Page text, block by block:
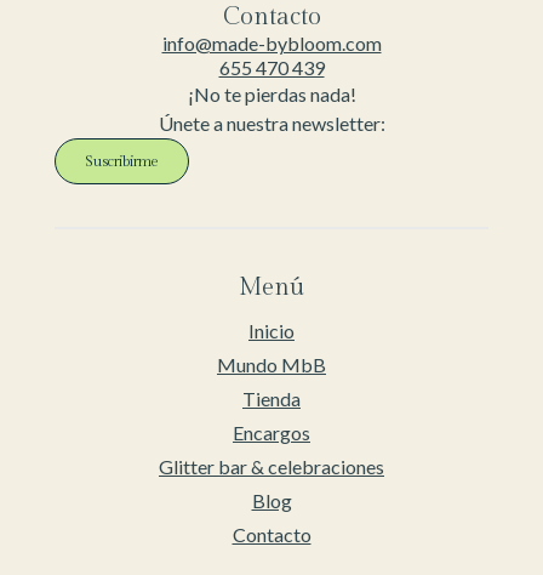
Contacto
info@made-bybloom.com
655 470 439
¡No te pierdas nada!
Únete a nuestra newsletter:
Suscribirme
Menú
Inicio
Mundo MbB
Tienda
Encargos
Glitter bar & celebraciones
Blog
Contacto